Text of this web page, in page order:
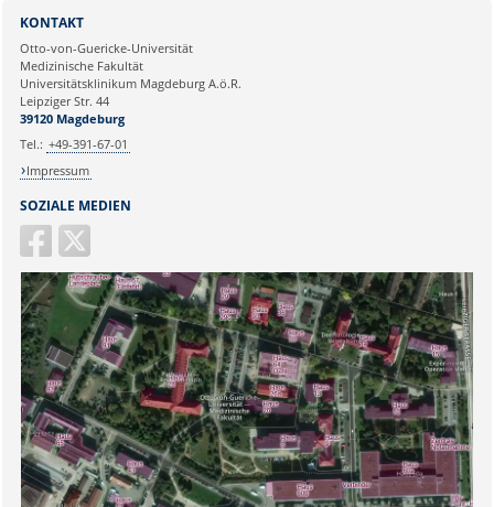
Ihre E-Mailadresse:
Ihr Anliegen:
Sicherheitsabfrage:
SOZIALE MEDIEN
KONTAKT
Otto-von-Guericke-Universität
Medizinische Fakultät
Universitätsklinikum Magdeburg A.ö.R.
Leipziger Str. 44
39120 Magdeburg
Tel.: +49-391-67-01
Impressum